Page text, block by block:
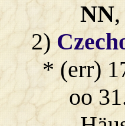
NN
2)
* (err)
oo